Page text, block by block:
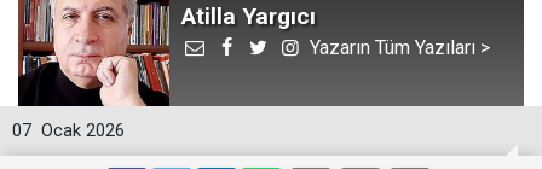
Atilla Yargıcı
Yazarın Tüm Yazıları >
07 Ocak 2026